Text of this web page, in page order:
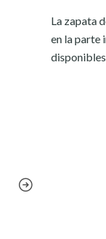
La zapata
en la parte